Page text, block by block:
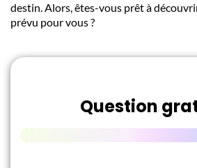
destin. Alors, êtes-vous prêt à
prévu pour vous ?
Question